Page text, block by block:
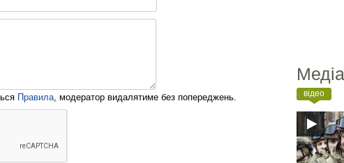
Правила, модератор видалятиме без попереджень.
Медіа
відео